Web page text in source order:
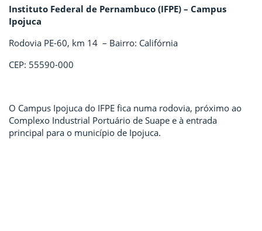
Instituto Federal de Pernambuco (IFPE) – Campus
Ipojuca
Rodovia PE-60, km 14 – Bairro: Califórnia
CEP: 55590-000
O Campus Ipojuca do IFPE fica numa rodovia, próximo ao
Complexo Industrial Portuário de Suape e à entrada
principal para o município de Ipojuca.